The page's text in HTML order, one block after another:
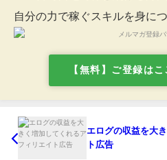
自分の力で稼ぐスキルを身に
【無料】ご登録は
エログの収益を大
ト広告